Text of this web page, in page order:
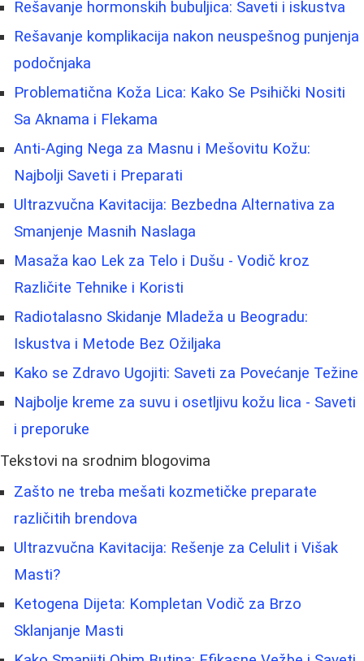
Rešavanje hormonskih bubuljica: Saveti i iskustva
Rešavanje komplikacija nakon neuspešnog punjenja
podočnjaka
Problematična Koža Lica: Kako Se Psihički Nositi
Sa Aknama i Flekama
Anti-Aging Nega za Masnu i Mešovitu Kožu:
Najbolji Saveti i Preparati
Ultrazvučna Kavitacija: Bezbedna Alternativa za
Smanjenje Masnih Naslaga
Masaža kao Lek za Telo i Dušu - Vodič kroz
Različite Tehnike i Koristi
Radiotalasno Skidanje Mladeža u Beogradu:
Iskustva i Metode Bez Ožiljaka
Kako se Zdravo Ugojiti: Saveti za Povećanje Težine
Najbolje kreme za suvu i osetljivu kožu lica - Saveti
i preporuke
Tekstovi na srodnim blogovima
Zašto ne treba mešati kozmetičke preparate
različitih brendova
Ultrazvučna Kavitacija: Rešenje za Celulit i Višak
Masti?
Ketogena Dijeta: Kompletan Vodič za Brzo
Sklanjanje Masti